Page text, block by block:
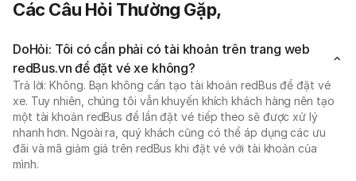
Các Câu Hỏi Thường Gặp,
DoHỏi: Tôi có cần phải có tài khoản trên trang web
redBus.vn để đặt vé xe không?
Trả lời: Không. Bạn không cần tạo tài khoản redBus để đặt vé
xe. Tuy nhiên, chúng tôi vẫn khuyến khích khách hàng nên tạo
một tài khoản redBus để lần đặt vé tiếp theo sẽ được xử lý
nhanh hơn. Ngoài ra, quý khách cũng có thể áp dụng các ưu
đãi và mã giảm giá trên redBus khi đặt vé với tài khoản của
mình.